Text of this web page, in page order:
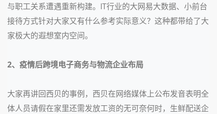
与职工关系遭遇重新构建。IT行业的大网易大数据、小前台
接待方式针对大家又有什么参考实际意义？这种都带给了大
家极大的遐想室内空间。
2、疫情后跨境电子商务与物流企业布局
大家再讲回西贝的事例，西贝在网络媒体上公布发音表明全
体人员请假在家里还需发放工资的无可奈何时，生鲜配送企